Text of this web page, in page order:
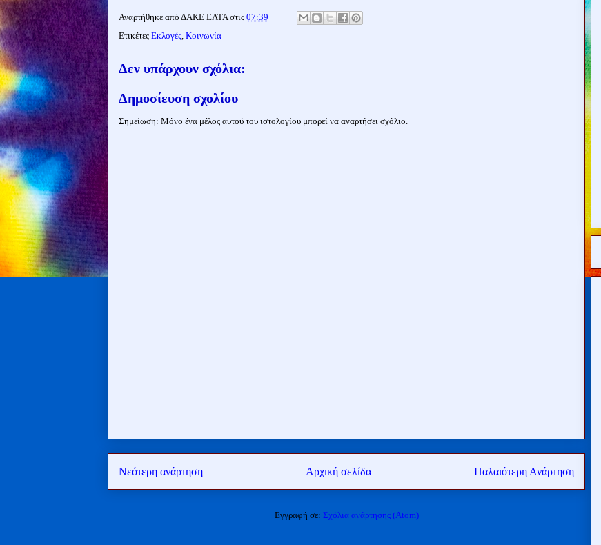
Αναρτήθηκε από ΔΑΚΕ ΕΛΤΑ στις 07:39
Ετικέτες Εκλογές, Κοινωνία
Δεν υπάρχουν σχόλια:
Δημοσίευση σχολίου
Σημείωση: Μόνο ένα μέλος αυτού του ιστολογίου μπορεί να αναρτήσει σχόλιο.
Νεότερη ανάρτηση Παλαιότερη Ανάρτηση
Αρχική σελίδα
Εγγραφή σε: Σχόλια ανάρτησης (Atom)